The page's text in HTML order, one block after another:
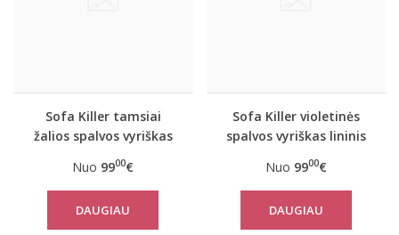
Sofa Killer tamsiai
žalios spalvos vyriškas
Nuo 9900€
DAUGIAU
Sofa Killer violetinės
spalvos vyriškas lininis
Nuo 9900€
DAUGIAU